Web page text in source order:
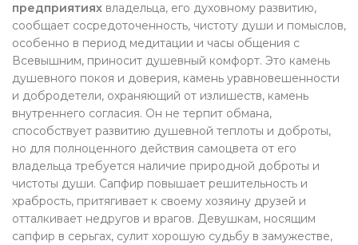
предприятиях владельца, его духовному развитию,
сообщает сосредоточенность, чистоту души и помыслов,
особенно в период медитации и часы общения с
Всевышним, приносит душевный комфорт. Это камень
душевного покоя и доверия, камень уравновешенности
и добродетели, охраняющий от излишеств, камень
внутреннего согласия. Он не терпит обмана,
способствует развитию душевной теплоты и доброты,
но для полноценного действия самоцвета от его
владельца требуется наличие природной доброты и
чистоты души. Сапфир повышает решительность и
храбрость, притягивает к своему хозяину друзей и
отталкивает недругов и врагов. Девушкам, носящим
сапфир в серьгах, сулит хорошую судьбу в замужестве,